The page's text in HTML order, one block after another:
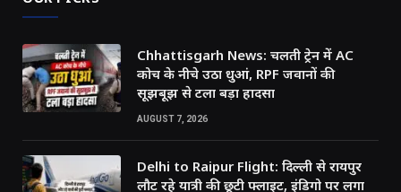
Chhattisgarh News: चलती ट्रेन में AC
कोच के नीचे उठा धुआं, RPF जवानों की
सूझबूझ से टला बड़ा हादसा
AUGUST 7, 2026
Delhi to Raipur Flight: दिल्ली से रायपुर
लौट रहे यात्री की छूटी फ्लाइट, इंडिगो पर लगा